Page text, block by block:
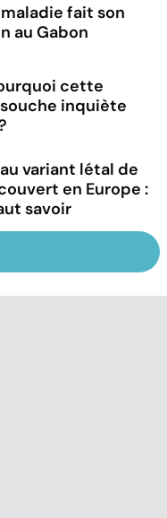
fait son
au Gabon
cette
inquiète
variant létal de
en Europe :
savoir